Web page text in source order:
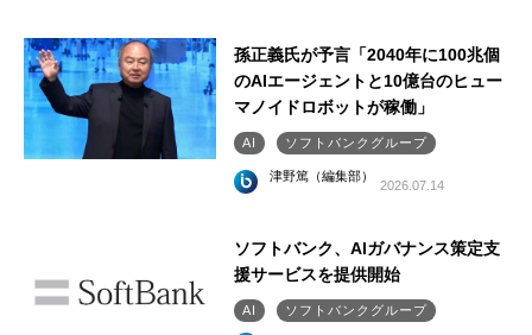
孫正義氏が予言「2040年に100兆個
のAIエージェントと10億台のヒュー
マノイドロボットが稼働」
AI ソフトバンクグループ
津野篤（編集部）
2026.07.14
ソフトバンク、AIガバナンス策定支
援サービスを提供開始
AI ソフトバンクグループ